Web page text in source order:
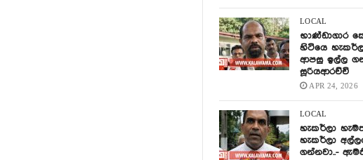
LOCAL
භාණ්ඩාගාර
හිටියෙ
ආපසු ඉල්ල
සූරියආරච්චි
APR 24, 2026
LOCAL
හැකර්ලා
හැකර්ලා
ගන්නවා..-